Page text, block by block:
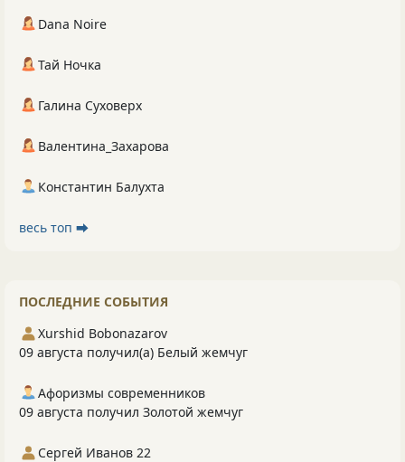
Dana Noire
Тай Ночка
Галина Суховерх
Валентина_Захарова
Константин Балухта
весь топ ⮕
ПОСЛЕДНИЕ СОБЫТИЯ
Xurshid Bobonazarov
09 августа получил(а) Белый жемчуг
Афоризмы современников
09 августа получил Золотой жемчуг
Сергей Иванов 22